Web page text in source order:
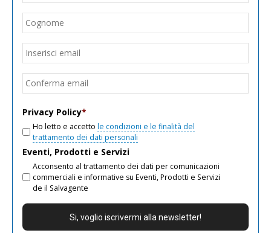
Email
Privacy Policy*
Ho letto e accetto le condizioni e le finalità del
trattamento dei dati personali
Eventi, Prodotti e Servizi
Acconsento al trattamento dei dati per comunicazioni
commerciali e informative su Eventi, Prodotti e Servizi
de il Salvagente